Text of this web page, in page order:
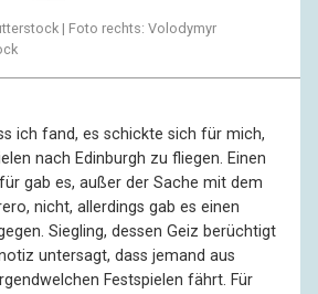
| Foto rechts: Volodymyr
ich fand, es schickte sich für mich,
nach Edinburgh zu fliegen. Einen
gab es, außer der Sache mit dem
nicht, allerdings gab es einen
Siegling, dessen Geiz berüchtigt
untersagt, dass jemand aus
Festspielen fährt. Für